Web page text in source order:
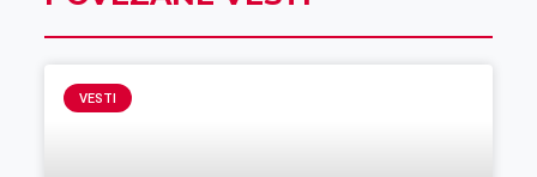
VESTI